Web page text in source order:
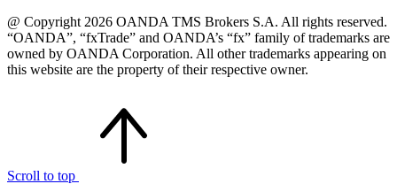
@ Copyright 2026 OANDA TMS Brokers S.A. All rights reserved.
“OANDA”, “fxTrade” and OANDA’s “fx” family of trademarks are
owned by OANDA Corporation. All other trademarks appearing on
this website are the property of their respective owner.
Scroll to top